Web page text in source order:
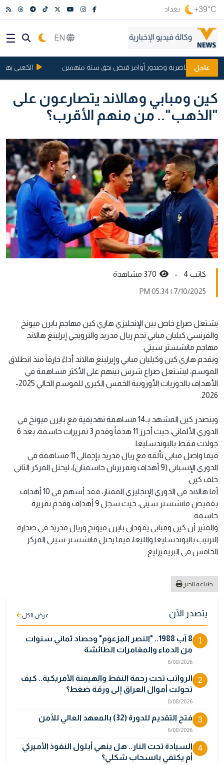
+39°C بغداد
عاجل
أراضي الناصرية وصدور أوامر قبض بحق ستة متهمين الكعبي يهاجم
كين ومبابي وهالاند يتصارعون على
"الذهب".. من منهم الأقرب؟
كاتب 4 -
7/10/2025 | 05:34 PM
يشتعل صراع خاص بين الإنجليزي هاري كين مهاجم بايرن ميونخ
والفرنسي كيليان مبابي نجم ريال مدريد والنرويجي إيرلينغ هالاند
مهاجم مانشستر سيتي.
ويقدم هاري كين وكيليان مبابي وإيرلينغ هالاند أداءً خارقاً منذ انطلاق
الموسم، ليشتعل صراع شرس بينهم على الأكثر مساهمة في
الأهداف بالدوريات الأوروبية الخمس الكبرى للموسم الحالي 2025-
2026.
ويتصدر كين المشهد بـ14 مساهمة تهديفية مع بايرن ميونخ في
الدوري الألماني، حيث أحرز 11 هدفاً وقدم 3 تمريرات حاسمة، بعد 6
جولات فقط بالبوندسليغا.
فيما واصل مبابي تألقه مع ريال مدريد بإجمالي 11 مساهمة في
الدوري الإسباني (9 أهداف وتمريرتان حاسمتان)، ليحتل المركز الثاني
خلف كين.
أما هالاند في الدوري الإنجليزي الممتاز، فقد أسهم في 10 أهداف
بقميص مانشستر سيتي، حيث سجل 9 أهداف وقدم تمريرة
حاسمة.
والمثير أن كين ومبابي يقودان بايرن ميونخ وريال مدريد في صدارة
الترتيب بالبوندسليغا والليغا، فيما يحتل مانشستر سيتي المركز
الخامس في البريميرليغ.
طباعة الخبر
يتصدر الآن عرض الكل
1
8 آب 1988.. "النصر المزعوم" وحصاد ثماني سنوات
من الدماء والمغامرات الطائشة
6/08/2026
2
الرواتب تحت رحمة النفط والهيمنة الأمريكية.. كيف
تحولت أموال العراق إلى ورقة ضغط؟
8/08/2026
3 فتح التقديم للدورة (32) بالمعهد العالي للأمن
6/08/2026
4
السيادة تحت النار.. هل ينهي أيلول النفوذ الأميركي
أم يكتفي بانسحاب شكلي؟